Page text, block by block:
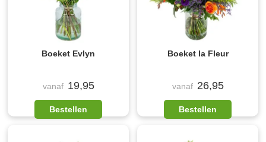
Boeket Evlyn
vanaf 19,95
Bestellen
Boeket la Fleur
vanaf 26,95
Bestellen